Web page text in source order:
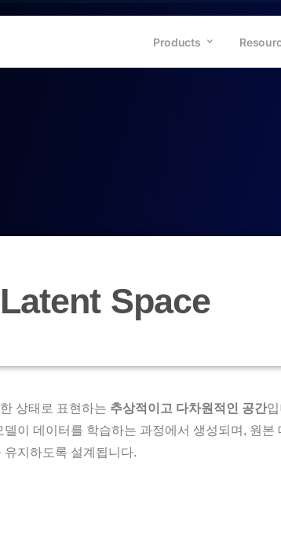
Products
Latent Space
상태로 표현하는 추상적이고 다차원적인 공간
이 데이터를 학습하는 과정에서 생성되며, 원본
유지하도록 설계됩니다.